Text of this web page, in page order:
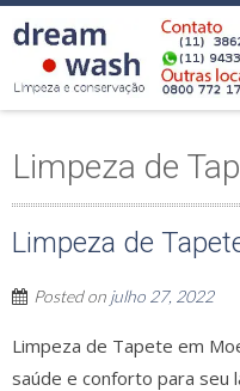
Limpeza de
Limpeza de
Posted on julho 27, 2022
Limpeza de Tapete em
saúde e conforto para seu